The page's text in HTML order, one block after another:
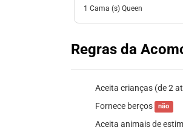
1 Cama (s) Queen
Regras da
Aceita crianças (de 2
Fornece berços não
Aceita animais de